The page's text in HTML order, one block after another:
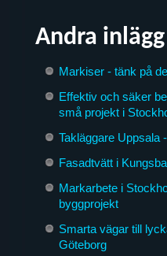
Andra inlägg
Markiser - tänk på
Effektiv och säker
små projekt i
Takläggare Uppsala
Fasadtvätt i
Markarbete i
byggprojekt
Smarta vägar till
Göteborg